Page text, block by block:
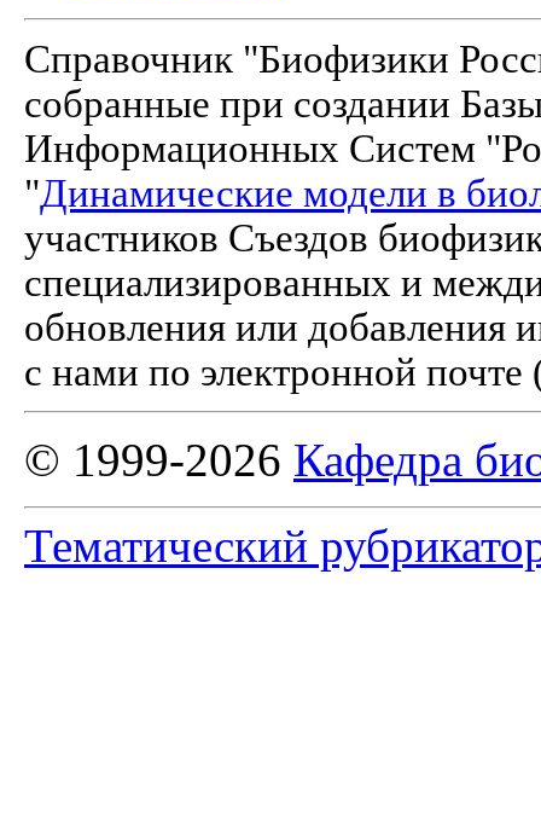
Справочник "Биофизики
собранные при создании
Информационных Систем
"Динамические модели в
участников Съездов
специализированных и
обновления или добавления
с нами по электронной почте
© 1999-2026 Кафедра
Тематический